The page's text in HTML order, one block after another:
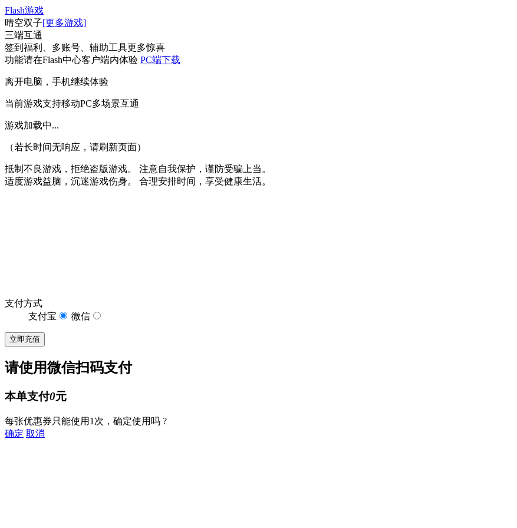
Flash游戏
晴空双子[更多游戏]
三端互通
签到福利、多账号、辅助工具更多惊喜
功能请在Flash中心客户端内体验 PC端下载
离开电脑，手机继续体验
当前游戏支持移动PC多场景互通
游戏加载中...
（若长时间无响应，请刷新页面）
抵制不良游戏，拒绝盗版游戏。 注意自我保护，谨防受骗上当。
适度游戏益脑，沉迷游戏伤身。 合理安排时间，享受健康生活。
支付方式
支付宝
微信
请使用微信扫码支付
本单支付0元
每张优惠券只能使用1次，确定使用吗 ?
确定 取消